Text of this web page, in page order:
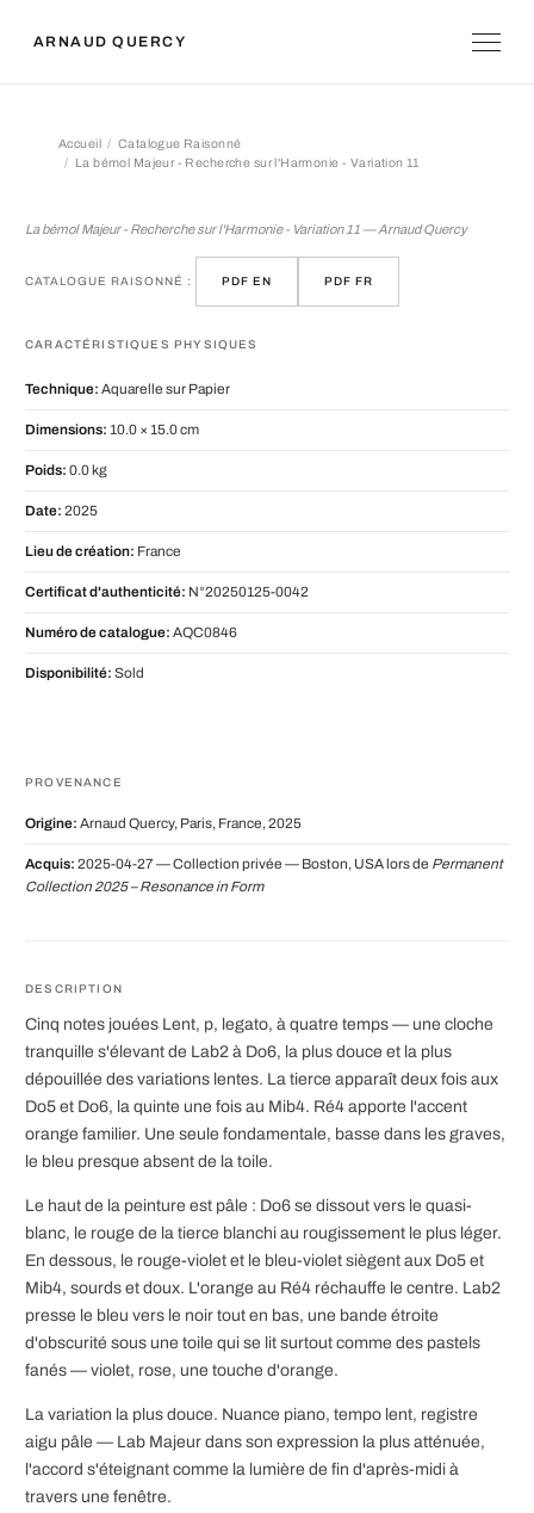
ARNAUD QUERCY
Accueil
Catalogue Raisonné
La bémol Majeur - Recherche sur l'Harmonie - Variation 11
La bémol Majeur - Recherche sur l'Harmonie - Variation 11 — Arnaud Quercy
CATALOGUE RAISONNÉ : PDF EN PDF FR
CARACTÉRISTIQUES PHYSIQUES
Technique: Aquarelle sur Papier
Dimensions: 10.0 × 15.0 cm
Poids: 0.0 kg
Date: 2025
Lieu de création: France
Certificat d'authenticité: N°20250125-0042
Numéro de catalogue: AQC0846
Disponibilité: Sold
PROVENANCE
Origine: Arnaud Quercy, Paris, France, 2025
Acquis: 2025-04-27 — Collection privée — Boston, USA lors de Permanent
Collection 2025 – Resonance in Form
DESCRIPTION
Cinq notes jouées Lent, p, legato, à quatre temps — une cloche
tranquille s'élevant de Lab2 à Do6, la plus douce et la plus
dépouillée des variations lentes. La tierce apparaît deux fois aux
Do5 et Do6, la quinte une fois au Mib4. Ré4 apporte l'accent
orange familier. Une seule fondamentale, basse dans les graves,
le bleu presque absent de la toile.
Le haut de la peinture est pâle : Do6 se dissout vers le quasi-
blanc, le rouge de la tierce blanchi au rougissement le plus léger.
En dessous, le rouge-violet et le bleu-violet siègent aux Do5 et
Mib4, sourds et doux. L'orange au Ré4 réchauffe le centre. Lab2
presse le bleu vers le noir tout en bas, une bande étroite
d'obscurité sous une toile qui se lit surtout comme des pastels
fanés — violet, rose, une touche d'orange.
La variation la plus douce. Nuance piano, tempo lent, registre
aigu pâle — Lab Majeur dans son expression la plus atténuée,
l'accord s'éteignant comme la lumière de fin d'après-midi à
travers une fenêtre.